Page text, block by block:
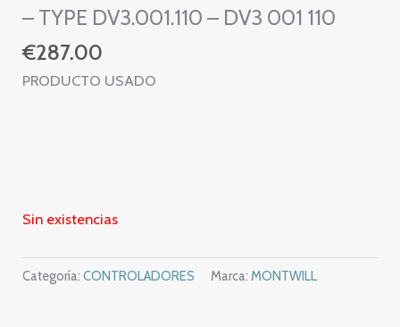
– TYPE DV3.001.110 – DV3 001 110
€287.00
PRODUCTO USADO
Sin existencias
Categoría:CONTROLADORES Marca:MONTWILL